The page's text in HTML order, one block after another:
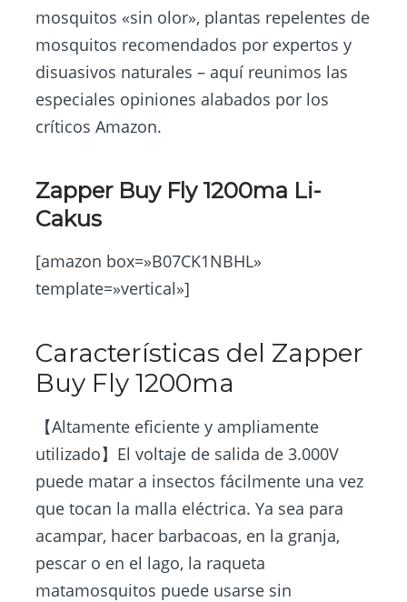
mosquitos «sin olor», plantas repelentes de
mosquitos recomendados por expertos y
disuasivos naturales – aquí reunimos las
especiales opiniones alabados por los
críticos Amazon.
Zapper Buy Fly 1200ma Li-
Cakus
[amazon box=»B07CK1NBHL»
template=»vertical»]
Características del Zapper
Buy Fly 1200ma
【Altamente eficiente y ampliamente
utilizado】El voltaje de salida de 3.000V
puede matar a insectos fácilmente una vez
que tocan la malla eléctrica. Ya sea para
acampar, hacer barbacoas, en la granja,
pescar o en el lago, la raqueta
matamosquitos puede usarse sin